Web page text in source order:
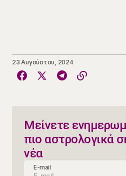
23 Αυγούστου, 2024
Μείνετε
πιο αστρολογικά
νέα
E-mail